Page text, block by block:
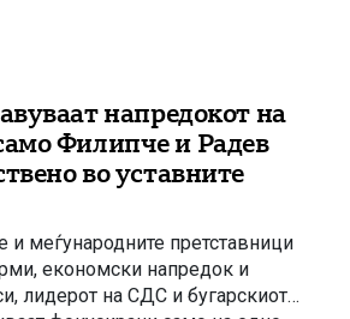
напредокот на
Филипче и Радев
во уставните
и меѓународните претставници
економски напредок и
лидерот на СДС и бугарскиот